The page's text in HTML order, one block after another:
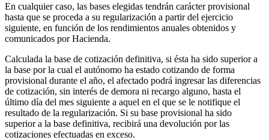
En cualquier caso, las bases elegidas tendrán carácter provisional
hasta que se proceda a su regularización a partir del ejercicio
siguiente, en función de los rendimientos anuales obtenidos y
comunicados por Hacienda.
Calculada la base de cotización definitiva, si ésta ha sido superior a
la base por la cual el autónomo ha estado cotizando de forma
provisional durante el año, el afectado podrá ingresar las diferencias
de cotización, sin interés de demora ni recargo alguno, hasta el
último día del mes siguiente a aquel en el que se le notifique el
resultado de la regularización. Si su base provisional ha sido
superior a la base definitiva, recibirá una devolución por las
cotizaciones efectuadas en exceso.